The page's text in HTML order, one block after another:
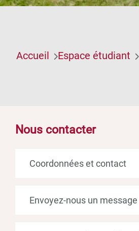
Accueil Espace étudiant
Nous contacter
Coordonnées et contact
Envoyez-nous un message